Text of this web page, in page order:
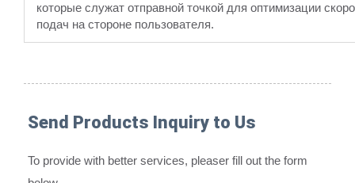
которые служат отправной точкой для оптимизации
подач на стороне пользователя.